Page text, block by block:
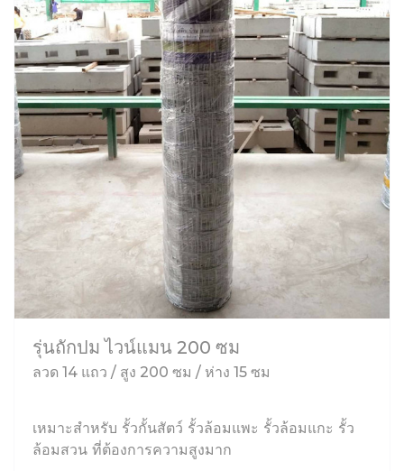
รุ่นถักปม ไวน์แมน 200 ซม
ลวด 14 แถว / สูง 200 ซม / ห่าง 15 ซม
เหมาะสำหรับ รั้วกั้นสัตว์ รั้วล้อมแพะ รั้วล้อมแกะ รั้ว
ล้อมสวน ที่ต้องการความสูงมาก